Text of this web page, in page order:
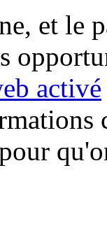
et le
activé